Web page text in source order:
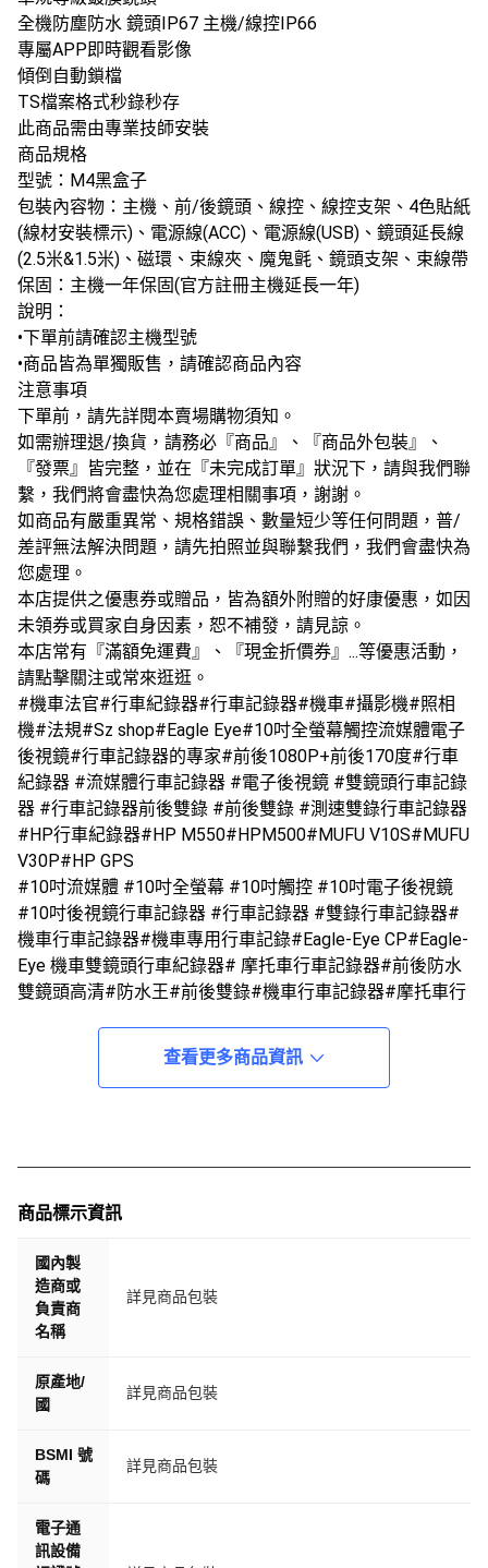
全機防塵防水 鏡頭IP67 主機/線控IP66
專屬APP即時觀看影像
傾倒自動鎖檔
TS檔案格式秒錄秒存
此商品需由專業技師安裝
商品規格
型號：M4黑盒子
包裝內容物：主機、前/後鏡頭、線控、線控支架、4色貼紙
(線材安裝標示)、電源線(ACC)、電源線(USB)、鏡頭延長線
(2.5米&1.5米)、磁環、束線夾、魔鬼氈、鏡頭支架、束線帶
保固：主機一年保固(官方註冊主機延長一年)
說明：
•下單前請確認主機型號
•商品皆為單獨販售，請確認商品內容
注意事項
下單前，請先詳閱本賣場購物須知。
如需辦理退/換貨，請務必『商品』、『商品外包裝』、
『發票』皆完整，並在『未完成訂單』狀況下，請與我們聯
繫，我們將會盡快為您處理相關事項，謝謝。
如商品有嚴重異常、規格錯誤、數量短少等任何問題，普/
差評無法解決問題，請先拍照並與聯繫我們，我們會盡快為
您處理。
本店提供之優惠券或贈品，皆為額外附贈的好康優惠，如因
未領券或買家自身因素，恕不補發，請見諒。
本店常有『滿額免運費』、『現金折價券』...等優惠活動，
請點擊關注或常來逛逛。
#機車法官#行車紀錄器#行車記錄器#機車#攝影機#照相
機#法規#Sz shop#Eagle Eye#10吋全螢幕觸控流媒體電子
後視鏡#行車記錄器的專家#前後1080P+前後170度#行車
紀錄器 #流媒體行車記錄器 #電子後視鏡 #雙鏡頭行車記錄
器 #行車記錄器前後雙錄 #前後雙錄 #測速雙錄行車記錄器
#HP行車紀錄器#HP M550#HPM500#MUFU V10S#MUFU
V30P#HP GPS
#10吋流媒體 #10吋全螢幕 #10吋觸控 #10吋電子後視鏡
#10吋後視鏡行車記錄器 #行車記錄器 #雙錄行車記錄器#
機車行車記錄器#機車專用行車記錄#Eagle-Eye CP#Eagle-
Eye 機車雙鏡頭行車紀錄器# 摩托車行車記錄器#前後防水
雙鏡頭高清#防水王#前後雙錄#機車行車記錄器#摩托車行
廣角150度#超強夜視#一鍵抓拍#超便宜機車行車記錄器#
紀錄器#維修##機車高清錄影記錄器#高清錄影#機車紀錄
查看更多商品資訊
商品標示資訊
國內製
造商或
負責商
名稱
詳見商品包裝
原產地/
國
詳見商品包裝
BSMI 號
碼
詳見商品包裝
電子通
訊設備